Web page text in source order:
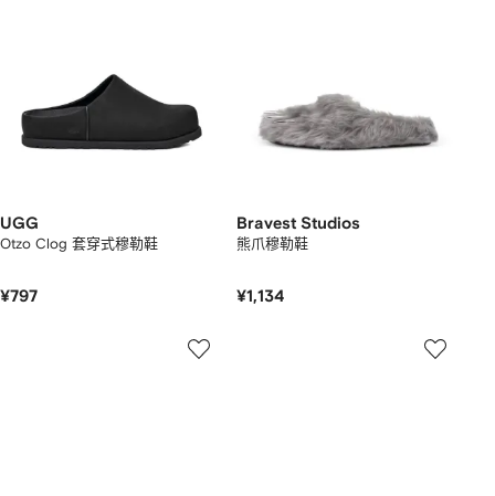
UGG
Otzo Clog 套穿式穆勒鞋
¥797
Bravest Studios
熊爪穆勒鞋
¥1,134